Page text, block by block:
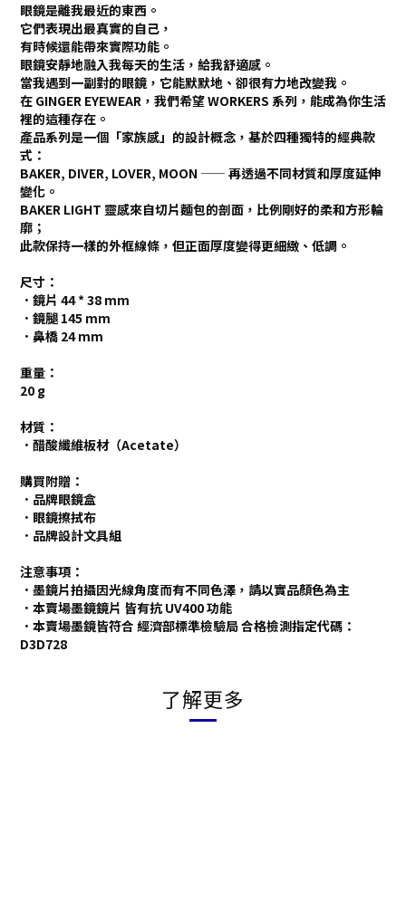
眼鏡是離我最近的東西。
它們表現出最真實的自己，
有時候還能帶來實際功能。
眼鏡安靜地融入我每天的生活，給我舒適感。
當我遇到一副對的眼鏡，它能默默地、卻很有力地改變我。
在 GINGER EYEWEAR，我們希望WORKERS 系列，能成為你生活
裡的這種存在。
產品系列是一個「家族感」的設計概念，基於四種獨特的經典款
式：
BAKER, DIVER, LOVER, MOON —— 再透過不同材質和厚度延伸
變化。
BAKER LIGHT 靈感來自切片麵包的剖面，比例剛好的柔和方形輪
廓 ；
此款保持一樣的外框線條，但正面厚度變得更細緻、低調。
尺寸：
．鏡片 44 * 38 mm
．鏡腿 145 mm
．鼻橋 24 mm
重量：
20 g
材質：
．醋酸纖維板材（Acetate）
購買附贈：
．品牌眼鏡盒
．眼鏡擦拭布
．品牌設計文具組
注意事項：
．墨鏡片拍攝因光線角度而有不同色澤，請以實品顏色為主
．本賣場墨鏡鏡片 皆有抗 UV400 功能
．本賣場墨鏡皆符合 經濟部標準檢驗局 合格檢測指定代碼：
D3D728
了解更多